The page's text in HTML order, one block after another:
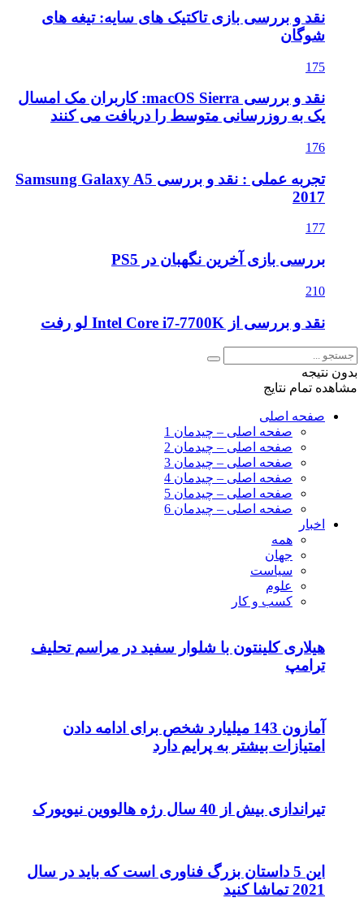
نقد و بررسی بازی تاکتیک های سایه: تیغه های
شوگان
175
نقد و بررسی macOS Sierra: کاربران مک امسال
یک به روزرسانی متوسط را دریافت می کنند
176
تجربه عملی : نقد و بررسی Samsung Galaxy A5
2017
177
بررسی بازی آخرین نگهبان در PS5
210
نقد و بررسی از Intel Core i7-7700K لو رفت
بدون نتیجه
مشاهده تمام نتایج
صفحه اصلی
صفحه اصلی – چیدمان 1
صفحه اصلی – چیدمان 2
صفحه اصلی – چیدمان 3
صفحه اصلی – چیدمان 4
صفحه اصلی – چیدمان 5
صفحه اصلی – چیدمان 6
اخبار
همه
جهان
سیاست
علوم
کسب و کار
هیلاری کلینتون با شلوار سفید در مراسم تحلیف
ترامپ
آمازون 143 میلیارد شخص برای ادامه دادن
امتیازات بیشتر به پرایم دارد
تیراندازی بیش از 40 سال رژه هالووین نیویورک
این 5 داستان بزرگ فناوری است که باید در سال
2021 تماشا کنید